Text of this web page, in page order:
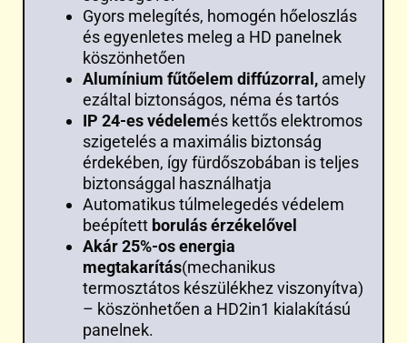
Gyors melegítés, homogén hőeloszlás
és egyenletes meleg a HD panelnek
köszönhetően
Alumínium fűtőelem diffúzorral, amely
ezáltal biztonságos, néma és tartós
IP 24-es védelemés kettős elektromos
szigetelés a maximális biztonság
érdekében, így fürdőszobában is teljes
biztonsággal használhatja
Automatikus túlmelegedés védelem
beépített borulás érzékelővel
Akár 25%-os energia
megtakarítás(mechanikus
termosztátos készülékhez viszonyítva)
– köszönhetően a HD2in1 kialakítású
panelnek.